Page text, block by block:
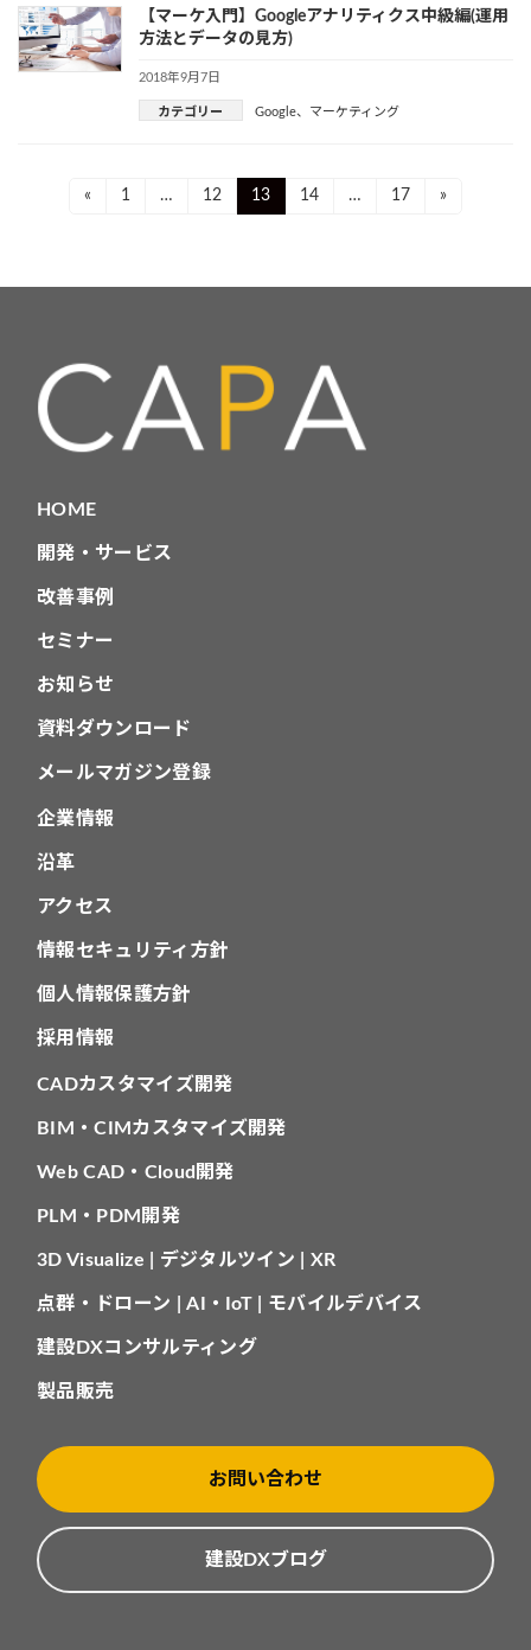
【マーケ入門】Googleアナリティクス中級編(運用
方法とデータの見方)
2018年9月7日
カテゴリー Google、 マーケティング
ー
シ
ン
« Page
1 … Page
12 Page
13 Page
14 … Page
17 »
HOME
開発・サービス
改善事例
セミナー
お知らせ
資料ダウンロード
メールマガジン登録
企業情報
沿革
アクセス
情報セキュリティ方針
個人情報保護方針
採用情報
CADカスタマイズ開発
BIM・CIMカスタマイズ開発
Web CAD・Cloud開発
PLM・PDM開発
3D Visualize | デジタルツイン | XR
点群・ドローン | AI・IoT | モバイルデバイス
建設DXコンサルティング
製品販売
お問い合わせ
建設DXブログ